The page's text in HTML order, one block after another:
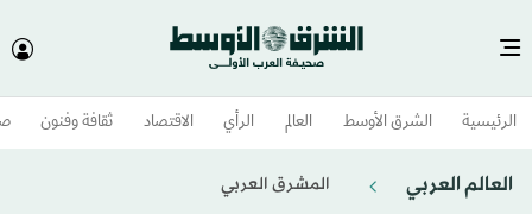
الرئيسية الشرق الأوسط​ العالم الرأي الاقتصاد ثقافة وفنون
العالم العربي المشرق العربي